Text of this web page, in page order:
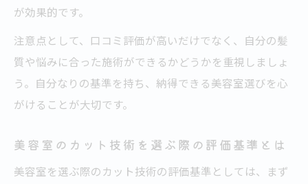
が効果的です。
注意点として、口コミ評価が高いだけでなく、自分の髪
質や悩みに合った施術ができるかどうかを重視しましょ
う。自分なりの基準を持ち、納得できる美容室選びを心
がけることが大切です。
美容室のカット技術を選ぶ際の評価基準とは
美容室を選ぶ際のカット技術の評価基準としては、まず